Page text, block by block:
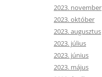
2023. november
2023. október
2023. augusztus
2023. július
2023. június
2023. május